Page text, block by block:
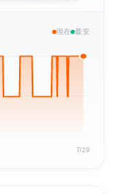
現在 最安
7/29